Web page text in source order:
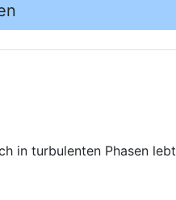
in turbulenten Phasen lebt